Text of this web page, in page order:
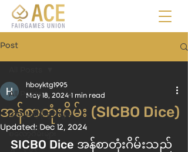
Post
All Posts
အထူးပရိုမိုးရှင်းများ
အန်စာတုံးဂိမ်း (SICBO Dice)
hboyktg1995
May 18, 2024 1 min read
Updated: Dec 12, 2024
SICBO Dice အန်စာတုံးဂိမ်းသည်